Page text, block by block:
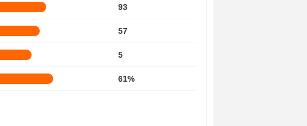
93
57
5
61%